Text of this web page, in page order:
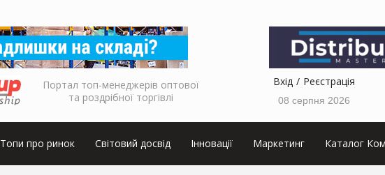
Портал топ-менеджерів оптової
та роздрібної торгівлі
Вхід Реєстрація
08 серпня 2026
Топи про ринок Світовий досвід Інновації Маркетинг Каталог